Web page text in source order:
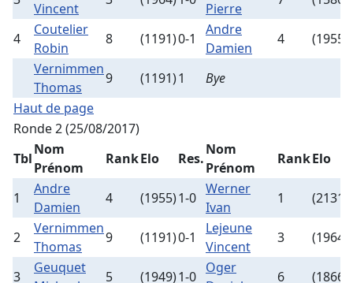
Vincent
Pierre
4
Coutelier
Robin
8 (1191)0-1
Andre
Damien
4
(1955)
Vernimmen
Thomas
9 (1191)1
Bye
Haut de page
Ronde 2 (25/08/2017)
Tbl
Nom
Prénom
RankElo Res.
Nom
Prénom
RankElo
1
Andre
Damien
4 (1955)1-0
Werner
Ivan
1 (2131)
2
Vernimmen
Thomas
9 (1191)0-1
Lejeune
Vincent
3 (1964)
3
Geuquet
5 (1949)1-0
Oger
6 (1866)